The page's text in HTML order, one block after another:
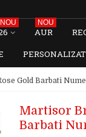
NOU
AUR
NOU
Gold Barbati
Martisor
Barbati